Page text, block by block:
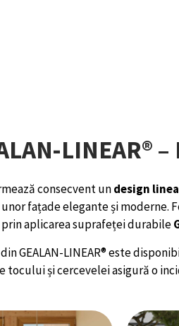
LINEAR®
consecvent undesign
fațade elegante și moderne.
aplicarea suprafeței durabile
GEALAN-LINEAR® este
tocului și cercevelei asigură o